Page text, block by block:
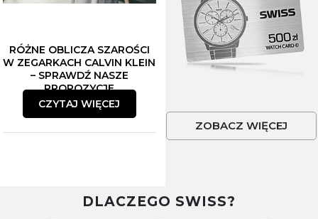
RÓŻNE OBLICZA SZAROŚCI
W ZEGARKACH CALVIN KLEIN
– SPRAWDŹ NASZE
PROPOZYCJE
CZYTAJ WIĘCEJ
ZOBACZ WIĘCEJ
DLACZEGO SWISS?